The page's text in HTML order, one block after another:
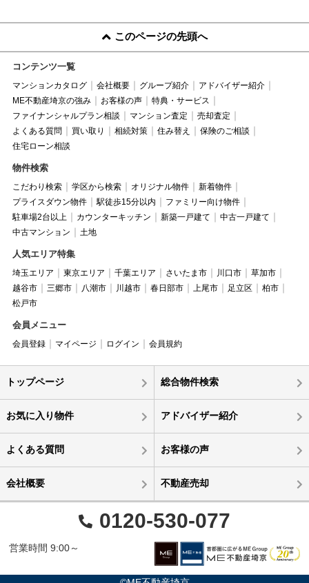
このページの先頭へ
コンテンツ一覧
マンションカタログ 会社概要 グループ紹介
アドバイザー紹介
ME不動産埼京の強み
お客様の声
特典・サービス
ファイナンシャルプラン相談
マンション査定
売却査定
よくある質問
買い取り 相続対策 住み替え
保険のご相談
住宅ローン相談
物件検索
こだわり検索 学区から検索 オリジナル物件
新着物件
プライスダウン物件
駅徒歩15分以内
ファミリー向け物件
駐車場2台以上
カウンターキッチン 新築一戸建て
中古一戸建て
中古マンション
土地
人気エリア特集
埼玉エリア 東京エリア 千葉エリア さいたま市 川口市
草加市
越谷市
三郷市 八潮市 川越市 春日部市 上尾市 足立区
柏市
松戸市
会員メニュー
会員登録 マイページ ログイン 会員規約
トップページ 総合物件検索
お気に入り物件 アドバイザー紹介
よくある質問 お客様の声
会社概要 不動産売却
0120-530-077
営業時間 9:00～